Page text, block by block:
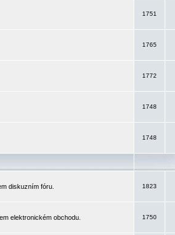
1751
1765
1772
1748
1748
diskuzním fóru.
1823
elektronickém obchodu.
1750